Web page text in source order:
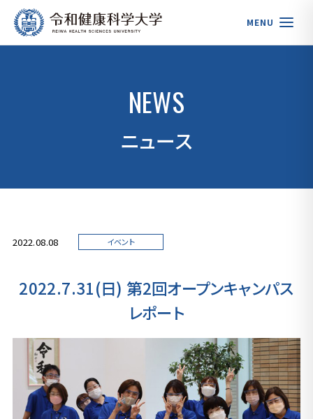
MENU
NEWS
ニュース
2022.08.08 イベント
2022.7.31(日) 第2回オープンキャンパス
レポート